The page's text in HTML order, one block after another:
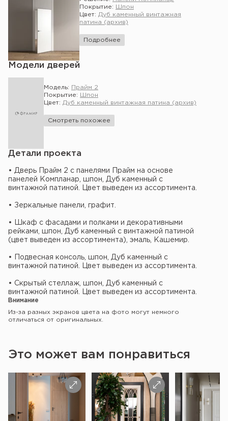
Покрытие:
Шпон
Цвет: Дуб каменный винтажная
патина (архив)
Подробнее
Модели дверей
Модель:
Прайм 2
Покрытие:
Шпон
Цвет: Дуб каменный винтажная патина (архив)
Смотреть похожее
Детали проекта
• Дверь Прайм 2 с панелями Прайм на основе
панелей Компланар, шпон, Дуб каменный с
винтажной патиной. Цвет выведен из ассортимента.
• Зеркальные панели, графит.
• Шкаф с фасадами и полками и декоративными
рейками, шпон, Дуб каменный с винтажной патиной
(цвет выведен из ассортимента), эмаль, Кашемир.
• Подвесная консоль, шпон, Дуб каменный с
винтажной патиной. Цвет выведен из ассортимента.
• Скрытый стеллаж, шпон, Дуб каменный с
винтажной патиной. Цвет выведен из ассортимента.
Внимание
Из-за разных экранов цвета на фото могут немного
отличаться от оригинальных.
Это может вам понравиться